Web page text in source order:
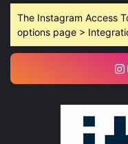
The Instagram Access
options page >